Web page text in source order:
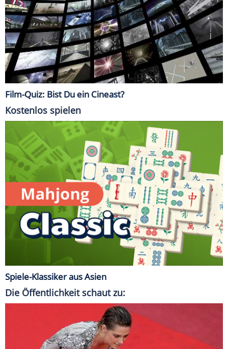
Film-Quiz: Bist Du ein Cineast?
Kostenlos spielen
Spiele-Klassiker aus Asien
Die Öffentlichkeit schaut zu: